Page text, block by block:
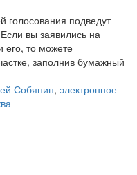
голосования подведут
вы заявились на
его, то можете
заполнив бумажный
Собянин, электронное